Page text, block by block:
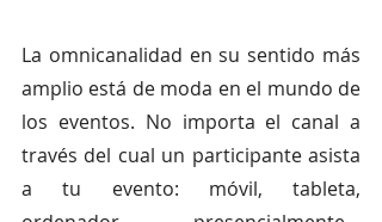
La omnicanalidad en su sentido más
amplio está de moda en el mundo de
los eventos. No importa el canal a
través del cual un participante asista
a tu evento: móvil, tableta,